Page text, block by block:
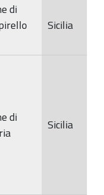
di
Sicilia
di
Sicilia